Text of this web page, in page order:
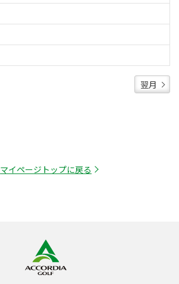
翌月
マイページトップに戻る